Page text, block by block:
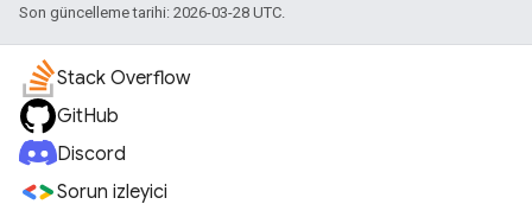
Son güncelleme tarihi: 2026-03-28 UTC.
Stack Overflow
GitHub
Discord
Sorun izleyici